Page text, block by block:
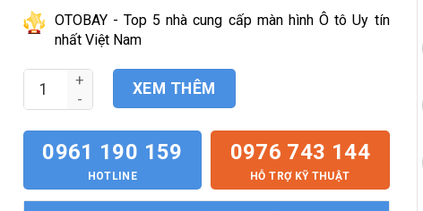
4.500.000₫.
tại
là:
OTOBAY - Top 5 nhà cung cấp màn hình Ô tô Uy tín
nhất Việt Nam
Màn Hình Android Hyundai I10 2013-2019 số lượng
XEM THÊM
0961 190 159
HOTLINE
0976 743 144
HỖ TRỢ KỸ THUẬT